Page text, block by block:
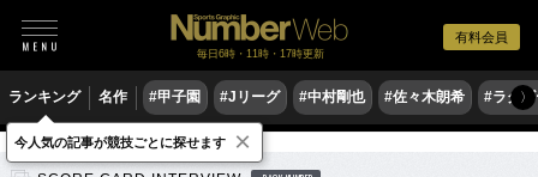
有料会員
毎日6時・11時・17時更新
ランキング 名作 #甲子園 #Jリーグ #中村剛也 #佐々木朗希 #ラグ〉
ゴルフ 男子ゴルフ
今人気の記事が競技ごとに探せます ×